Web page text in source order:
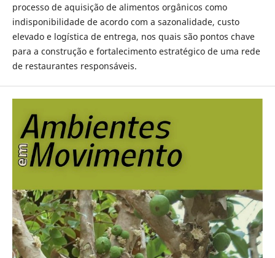
processo de aquisição de alimentos orgânicos como
indisponibilidade de acordo com a sazonalidade, custo
elevado e logística de entrega, nos quais são pontos chave
para a construção e fortalecimento estratégico de uma rede
de restaurantes responsáveis.